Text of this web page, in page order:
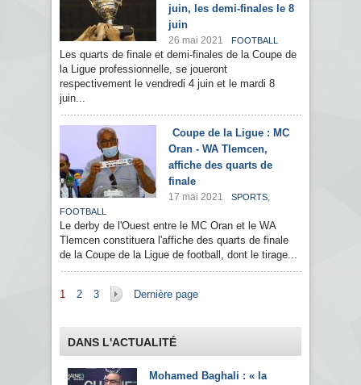
juin, les demi-finales le 8
juin
26 mai 2021 FOOTBALL
Les quarts de finale et demi-finales de la Coupe de
la Ligue professionnelle, se joueront
respectivement le vendredi 4 juin et le mardi 8
juin...
Coupe de la Ligue : MC
Oran - WA Tlemcen,
affiche des quarts de
finale
17 mai 2021 SPORTS,
FOOTBALL
Le derby de l'Ouest entre le MC Oran et le WA
Tlemcen constituera l'affiche des quarts de finale
de la Coupe de la Ligue de football, dont le tirage...
Pages
1 2 3 Dernière page
DANS L'ACTUALITÉ
Mohamed Baghali : « la